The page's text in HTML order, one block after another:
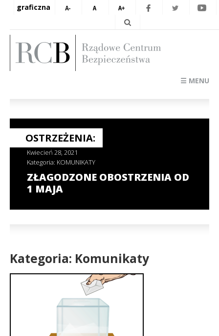
graficzna
☰ MENU
OSTRZEŻENIA:
Kwiecień 28, 2021
Kategoria: KOMUNIKATY
ZŁAGODZONE OBOSTRZENIA OD
1 MAJA
Kategoria: Komunikaty